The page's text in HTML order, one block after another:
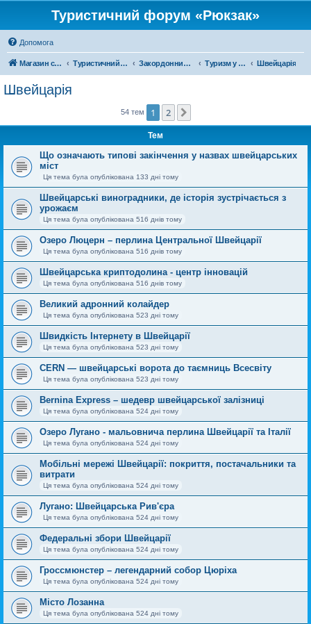
Туристичний форум «Рюкзак»
Допомога
Магазин спорядження Туристичний форум «Рюкзак» Закордонний туризм Туризм у Європі Швейцарія
Швейцарія
54 тем 1 2
Тем
Що означають типові закінчення у назвах швейцарських
міст
Ця тема була опублікована 133 дні тому
Швейцарські виноградники, де історія зустрічається з
урожаєм
Ця тема була опублікована 516 днів тому
Озеро Люцерн – перлина Центральної Швейцарії
Ця тема була опублікована 516 днів тому
Швейцарська криптодолина - центр інновацій
Ця тема була опублікована 516 днів тому
Великий адронний колайдер
Ця тема була опублікована 523 дні тому
Швидкість Інтернету в Швейцарії
Ця тема була опублікована 523 дні тому
CERN — швейцарські ворота до таємниць Всесвіту
Ця тема була опублікована 523 дні тому
Bernina Express – шедевр швейцарської залізниці
Ця тема була опублікована 524 дні тому
Озеро Лугано - мальовнича перлина Швейцарії та Італії
Ця тема була опублікована 524 дні тому
Мобільні мережі Швейцарії: покриття, постачальники та
витрати
Ця тема була опублікована 524 дні тому
Лугано: Швейцарська Рив'єра
Ця тема була опублікована 524 дні тому
Федеральні збори Швейцарії
Ця тема була опублікована 524 дні тому
Гроссмюнстер – легендарний собор Цюріха
Ця тема була опублікована 524 дні тому
Місто Лозанна
Ця тема була опублікована 524 дні тому